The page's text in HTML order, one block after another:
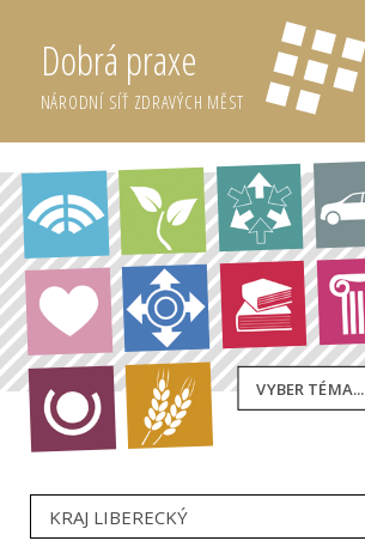
Dobrá praxe
NÁRODNÍ SÍŤ ZDRAVÝCH MĚST
VYBER TÉMA...
KRAJ LIBERECKÝ